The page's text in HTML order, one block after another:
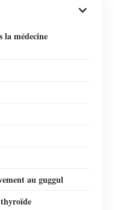
médecine
au guggul